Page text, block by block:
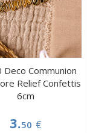
Deco Communion
Relief Confettis
6cm
3.50 €